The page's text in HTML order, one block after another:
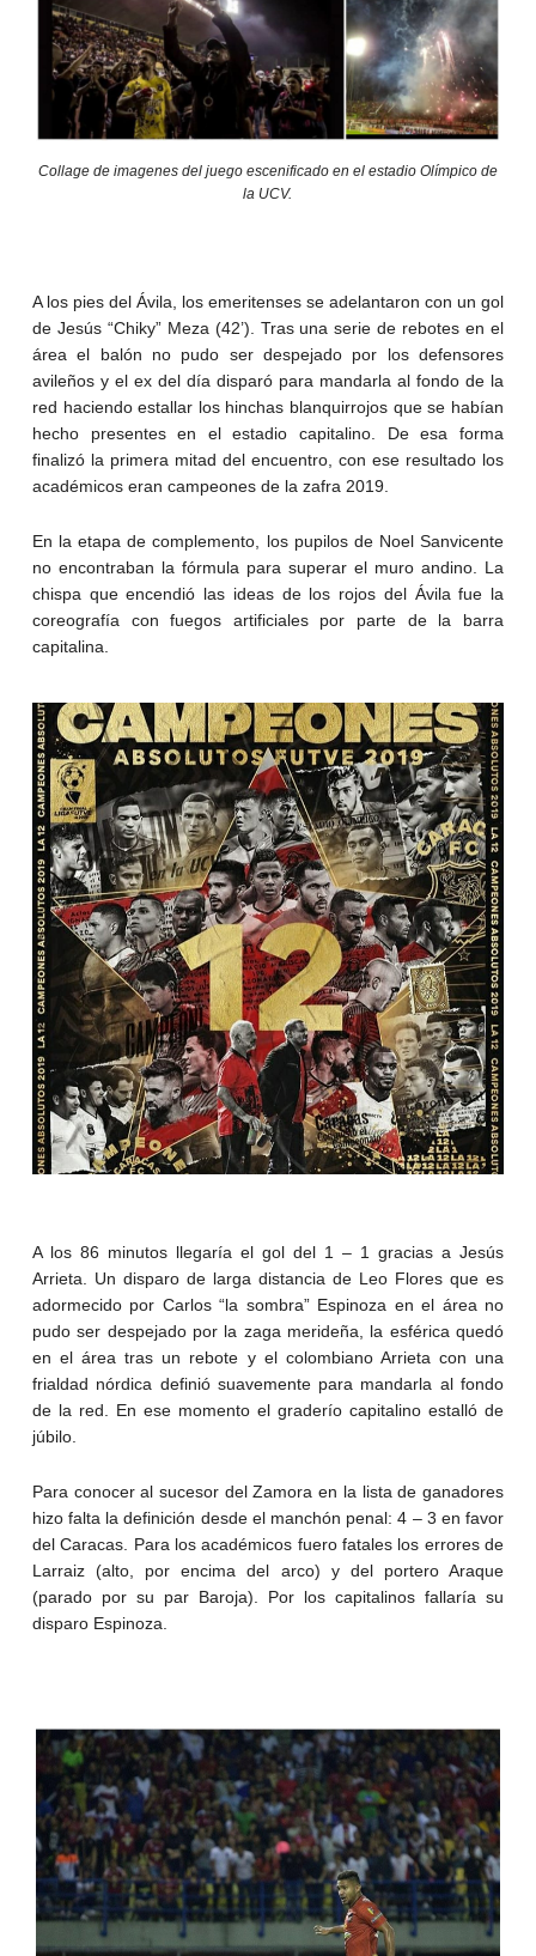
Collage de imagenes del juego escenificado en el estadio Olímpico de
la UCV.
A los pies del Ávila, los emeritenses se adelantaron con un gol
de Jesús “Chiky” Meza (42’). Tras una serie de rebotes en el
área el balón no pudo ser despejado por los defensores
avileños y el ex del día disparó para mandarla al fondo de la
red haciendo estallar los hinchas blanquirrojos que se habían
hecho presentes en el estadio capitalino. De esa forma
finalizó la primera mitad del encuentro, con ese resultado los
académicos eran campeones de la zafra 2019.
En la etapa de complemento, los pupilos de Noel Sanvicente
no encontraban la fórmula para superar el muro andino. La
chispa que encendió las ideas de los rojos del Ávila fue la
coreografía con fuegos artificiales por parte de la barra
capitalina.
A los 86 minutos llegaría el gol del 1 – 1 gracias a Jesús
Arrieta. Un disparo de larga distancia de Leo Flores que es
adormecido por Carlos “la sombra” Espinoza en el área no
pudo ser despejado por la zaga merideña, la esférica quedó
en el área tras un rebote y el colombiano Arrieta con una
frialdad nórdica definió suavemente para mandarla al fondo
de la red. En ese momento el graderío capitalino estalló de
júbilo.
Para conocer al sucesor del Zamora en la lista de ganadores
hizo falta la definición desde el manchón penal: 4 – 3 en favor
del Caracas. Para los académicos fuero fatales los errores de
Larraiz (alto, por encima del arco) y del portero Araque
(parado por su par Baroja). Por los capitalinos fallaría su
disparo Espinoza.